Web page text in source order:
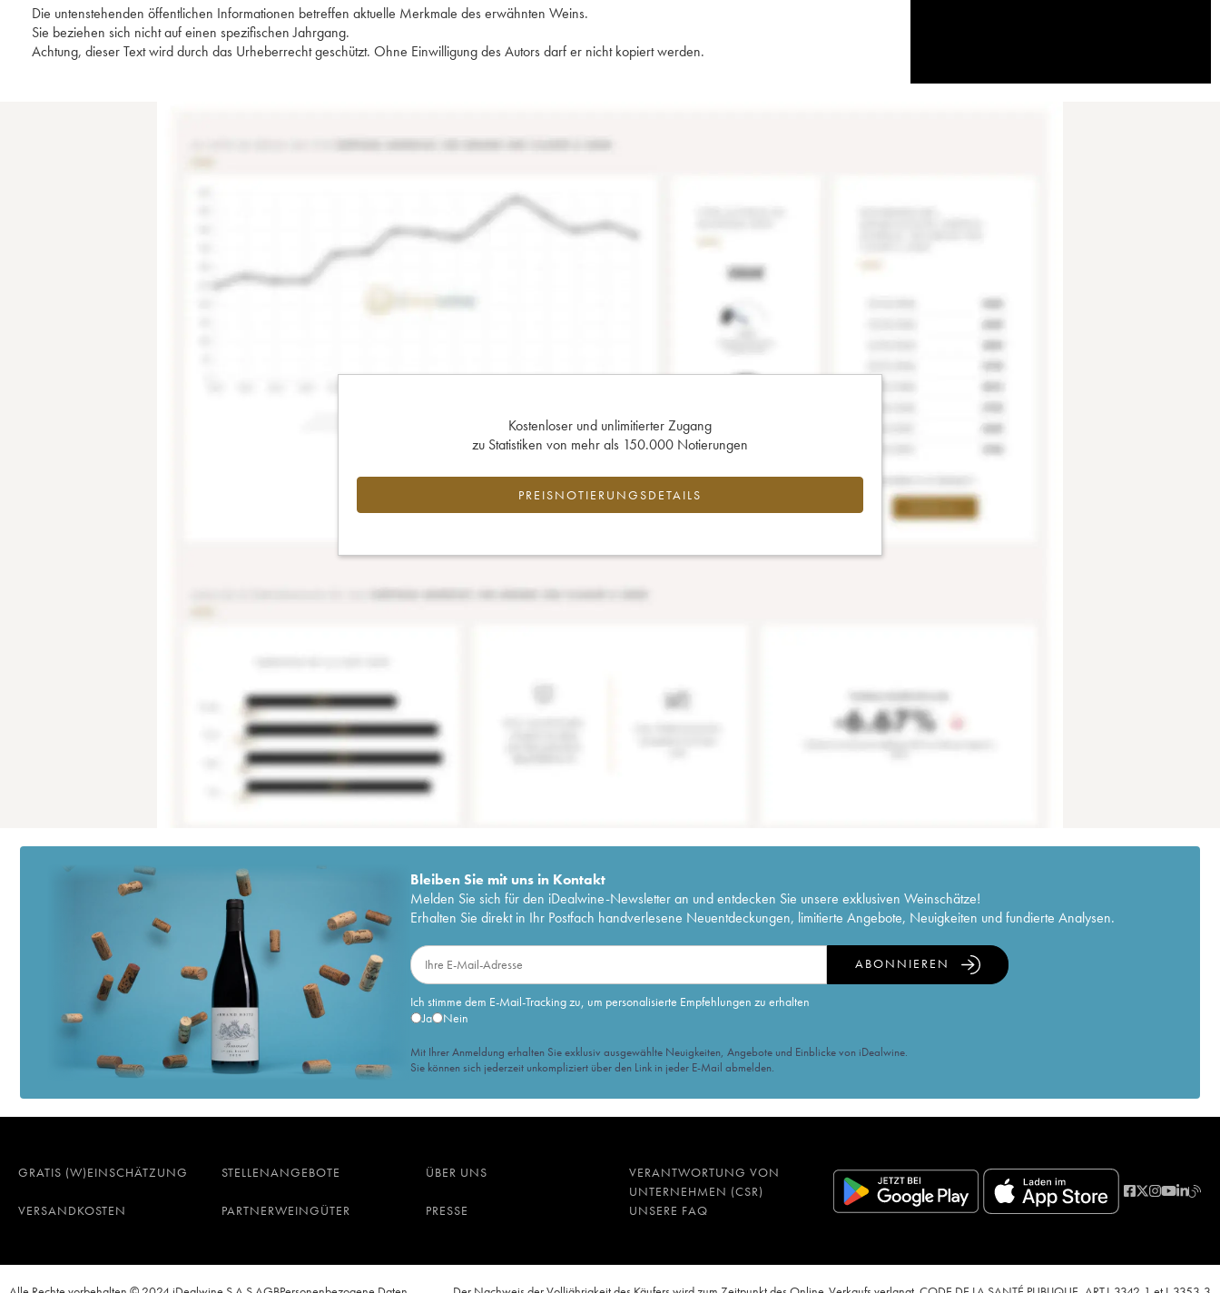
Die untenstehenden öffentlichen Informationen betreffen aktuelle Merkmale des erwähnten Weins.
Sie beziehen sich nicht auf einen spezifischen Jahrgang.
Achtung, dieser Text wird durch das Urheberrecht geschützt. Ohne Einwilligung des Autors darf er nicht kopiert werden.
Kostenloser und unlimitierter Zugang
zu Statistiken von mehr als 150.000 Notierungen
PREISNOTIERUNGSDETAILS
Bleiben Sie mit uns in Kontakt
Melden Sie sich für den iDealwine-Newsletter an und entdecken Sie unsere exklusiven Weinschätze!
Erhalten Sie direkt in Ihr Postfach handverlesene Neuentdeckungen, limitierte Angebote, Neuigkeiten und fundierte Analysen.
Ich stimme dem E-Mail-Tracking zu, um personalisierte Empfehlungen zu erhalten
Ja
Nein
ABONNIEREN
Mit Ihrer Anmeldung erhalten Sie exklusiv ausgewählte Neuigkeiten, Angebote und Einblicke von iDealwine.
Sie können sich jederzeit unkompliziert über den Link in jeder E-Mail abmelden.
GRATIS (W)EINSCHÄTZUNG STELLENANGEBOTE ÜBER UNS
VERANTWORTUNG VON
UNTERNEHMEN (CSR)
VERSANDKOSTEN
PARTNERWEINGÜTER PRESSE UNSERE FAQ